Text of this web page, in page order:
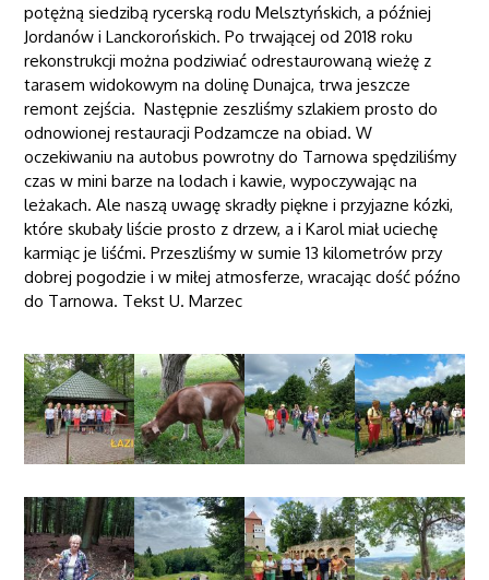
potężną siedzibą rycerską rodu Melsztyńskich, a później
Jordanów i Lanckorońskich. Po trwającej od 2018 roku
rekonstrukcji można podziwiać odrestaurowaną wieżę z
tarasem widokowym na dolinę Dunajca, trwa jeszcze
remont zejścia. Następnie zeszliśmy szlakiem prosto do
odnowionej restauracji Podzamcze na obiad. W
oczekiwaniu na autobus powrotny do Tarnowa spędziliśmy
czas w mini barze na lodach i kawie, wypoczywając na
leżakach. Ale naszą uwagę skradły piękne i przyjazne kózki,
które skubały liście prosto z drzew, a i Karol miał uciechę
karmiąc je liśćmi. Przeszliśmy w sumie 13 kilometrów przy
dobrej pogodzie i w miłej atmosferze, wracając dość późno
do Tarnowa. Tekst U. Marzec